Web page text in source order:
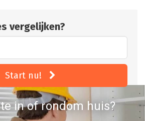
vergelijken?
Start nu!
in of rondom huis?